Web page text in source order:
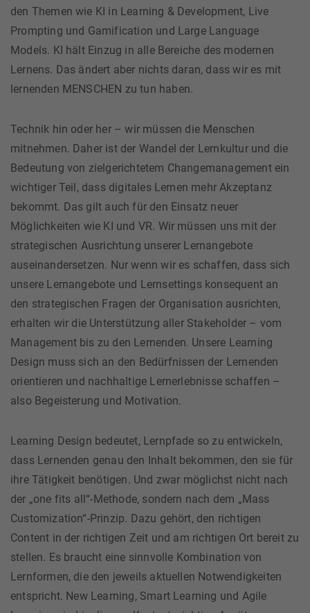
den Themen wie KI in Learning & Development, Live
Prompting und Gamification und Large Language
Models. KI hält Einzug in alle Bereiche des modernen
Lernens. Das ändert aber nichts daran, dass wir es mit
lernenden MENSCHEN zu tun haben.
Technik hin oder her – wir müssen die Menschen
mitnehmen. Daher ist der Wandel der Lernkultur und die
Bedeutung von zielgerichtetem Changemanagement ein
wichtiger Teil, dass digitales Lernen mehr Akzeptanz
bekommt. Das gilt auch für den Einsatz neuer
Möglichkeiten wie KI und VR. Wir müssen uns mit der
strategischen Ausrichtung unserer Lernangebote
auseinandersetzen. Nur wenn wir es schaffen, dass sich
unsere Lernangebote und Lernsettings konsequent an
den strategischen Fragen der Organisation ausrichten,
erhalten wir die Unterstützung aller Stakeholder – vom
Management bis zu den Lernenden. Unsere Learning
Design muss sich an den Bedürfnissen der Lernenden
orientieren und nachhaltige Lernerlebnisse schaffen –
also Begeisterung und Motivation.
Learning Design bedeutet, Lernpfade so zu entwickeln,
dass Lernenden genau den Inhalt bekommen, den sie für
ihre Tätigkeit benötigen. Und zwar möglichst nicht nach
der „one fits all“-Methode, sondern nach dem „Mass
Customization“-Prinzip. Dazu gehört, den richtigen
Content in der richtigen Zeit und am richtigen Ort bereit zu
stellen. Es braucht eine sinnvolle Kombination von
Lernformen, die den jeweils aktuellen Notwendigkeiten
entspricht. New Learning, Smart Learning und Agile